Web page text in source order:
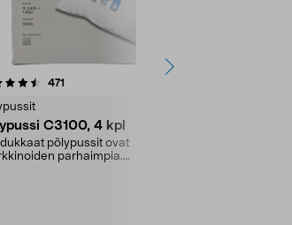
471
C3100, 4 kpl
pölypussit ovat
parhaimpia.
4.5viidestä